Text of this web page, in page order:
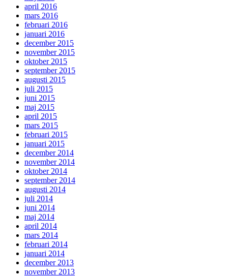
april 2016
mars 2016
februari 2016
januari 2016
december 2015
november 2015
oktober 2015
september 2015
augusti 2015
juli 2015
juni 2015
maj 2015
april 2015
mars 2015
februari 2015
januari 2015
december 2014
november 2014
oktober 2014
september 2014
augusti 2014
juli 2014
juni 2014
maj 2014
april 2014
mars 2014
februari 2014
januari 2014
december 2013
november 2013